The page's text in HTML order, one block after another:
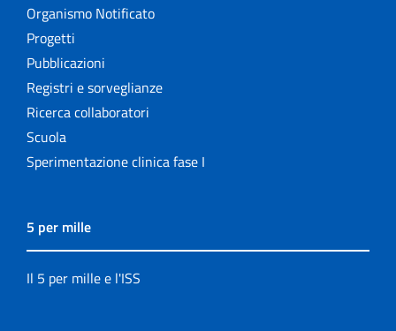
Organismo Notificato
Progetti
Pubblicazioni
Registri e sorveglianze
Ricerca collaboratori
Scuola
Sperimentazione clinica fase I
5 per mille
Il 5 per mille e l'ISS